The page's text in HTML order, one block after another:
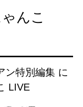
んこ
ン特別編集 に
LIVE